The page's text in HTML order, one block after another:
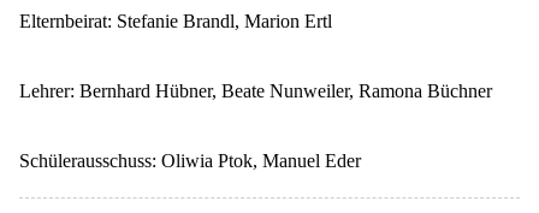
Elternbeirat: Stefanie Brandl, Marion Ertl
Lehrer: Bernhard Hübner, Beate Nunweiler, Ramona Büchner
Schülerausschuss: Oliwia Ptok, Manuel Eder